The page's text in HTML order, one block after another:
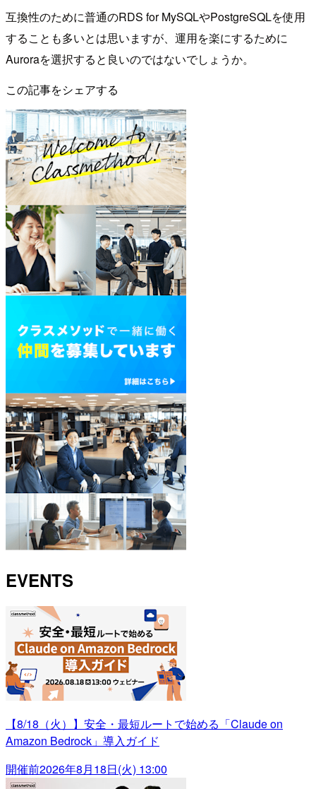
互換性のために普通のRDS for MySQLやPostgreSQLを使用
することも多いとは思いますが、運用を楽にするために
Auroraを選択すると良いのではないでしょうか。
この記事をシェアする
EVENTS
【8/18（火）】安全・最短ルートで始める「Claude on
Amazon Bedrock」導入ガイド
開催前2026年8月18日(火) 13:00